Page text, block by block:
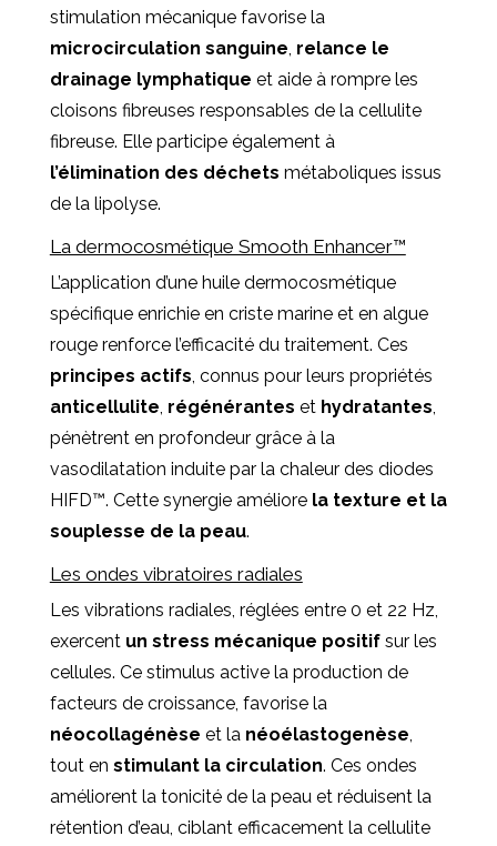
stimulation mécanique favorise la
microcirculation sanguine relance le
drainage lymphatique et aide à rompre les
cloisons fibreuses responsables de la cellulite
fibreuse. Elle participe également à
l’élimination des déchets métaboliques issus
de la lipolyse.
La dermocosmétique Smooth Enhancer™
L’application d’une huile dermocosmétique
spécifique enrichie en criste marine et en algue
rouge renforce l’efficacité du traitement. Ces
principes actifs , connus pour leurs propriétés
anticellulite régénérantes et hydratantes
pénètrent en profondeur grâce à la
vasodilatation induite par la chaleur des diodes
HIFD™. Cette synergie améliore la texture et la
souplesse de la peau.
Les ondes vibratoires radiales
Les vibrations radiales, réglées entre 0 et 22 Hz,
exercent un stress mécanique positifsur les
cellules. Ce stimulus active la production de
facteurs de croissance, favorise la
néocollagénèse et la néoélastogenèse
tout en stimulant la circulation. Ces ondes
améliorent la tonicité de la peau et réduisent la
rétention d’eau, ciblant efficacement la cellulite